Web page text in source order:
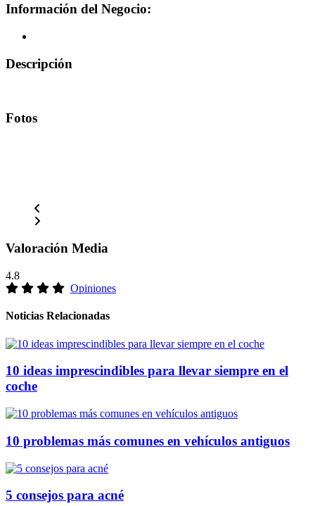
Información del Negocio:
Descripción
Fotos
Valoración Media
4.8
Opiniones
Noticias Relacionadas
10 ideas imprescindibles para llevar siempre en el
coche
10 problemas más comunes en vehículos antiguos
5 consejos para acné